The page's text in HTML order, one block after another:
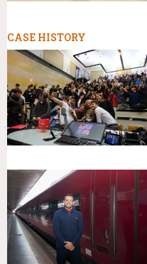
CASE HISTORY